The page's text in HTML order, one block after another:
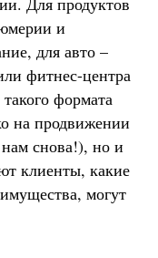
и
для авто –
фитнес-центра
формата
на продвижении
снова!), но и
клиенты, какие
могут